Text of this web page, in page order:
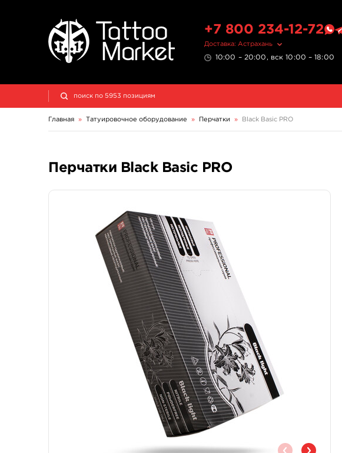
+7 800 234-12-72
Доставка: Астрахань
10:00 – 20:00, вск 10:00 – 18:00
Главная » Татуировочное оборудование » Перчатки » Black Basic PRO
Перчатки Black Basic PRO